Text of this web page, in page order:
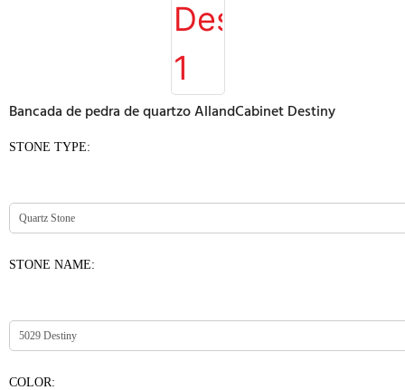
Bancada de pedra de quartzo AllandCabinet Destiny
STONE TYPE:
STONE NAME:
COLOR: